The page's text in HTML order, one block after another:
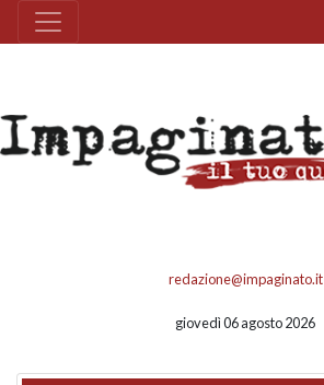
redazione@impaginato.it
giovedì 06 agosto 2026